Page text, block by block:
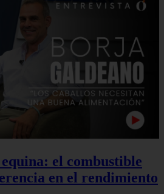
el combustible
en el rendimiento